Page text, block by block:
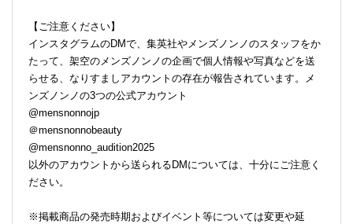
【ご注意ください】
インスタグラムのDMで、集英社やメンズノンノのスタッフをか
たって、架空のメンズノンノの企画で個人情報や写真などを送
らせる、なりすましアカウントの存在が報告されています。メ
ンズノンノの3つの公式アカウント
@mensnonnojp
＠mensnonnobeauty
@mensnonno_audition2025
以外のアカウントから送られるDMについては、十分にご注意く
ださい。
※掲載商品の発売時期およびイベント等については変更や延